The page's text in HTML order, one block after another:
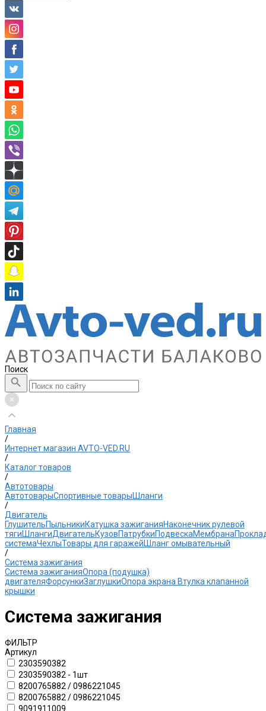
Поиск
Главная
/
Интернет магазин AVTO-VED.RU
/
Каталог товаров
/
Автотовары
АвтотоварыСпортивные товарыШланги
/
Двигатель
ГлушительПыльникиКатушка зажиганияНаконечник рулевой
тягиШлангиДвигательКузовПатрубкиПодвескаМембрана
системаЧехлыТовары для гаражейШланг омывательный
/
Система зажигания
Система зажиганияОпора (подушка)
двигателяФорсункиЗаглушкиОпора экрана Втулка клапанной
крышки
Система зажигания
ФИЛЬТР
Артикул
2303590382
2303590382 - 1шт
8200765882 / 0986221045
8200765882 / 0986221045
9091911009